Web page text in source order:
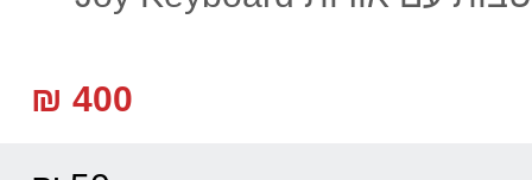
400 ₪